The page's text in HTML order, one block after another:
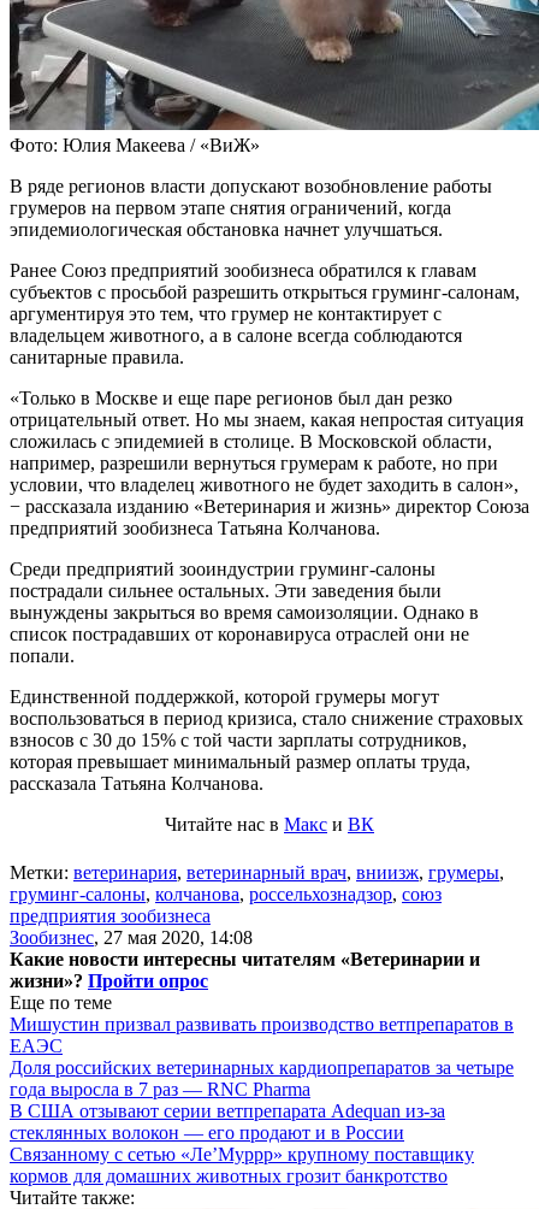
Фото: Юлия Макеева / «ВиЖ»
В ряде регионов власти допускают возобновление работы
грумеров на первом этапе снятия ограничений, когда
эпидемиологическая обстановка начнет улучшаться.
Ранее Союз предприятий зообизнеса обратился к главам
субъектов с просьбой разрешить открыться груминг-салонам,
аргументируя это тем, что грумер не контактирует с
владельцем животного, а в салоне всегда соблюдаются
санитарные правила.
«Только в Москве и еще паре регионов был дан резко
отрицательный ответ. Но мы знаем, какая непростая ситуация
сложилась с эпидемией в столице. В Московской области,
например, разрешили вернуться грумерам к работе, но при
условии, что владелец животного не будет заходить в салон»,
− рассказала изданию «Ветеринария и жизнь» директор Союза
предприятий зообизнеса Татьяна Колчанова.
Среди предприятий зооиндустрии груминг-салоны
пострадали сильнее остальных. Эти заведения были
вынуждены закрыться во время самоизоляции. Однако в
список пострадавших от коронавируса отраслей они не
попали.
Единственной поддержкой, которой грумеры могут
воспользоваться в период кризиса, стало снижение страховых
взносов с 30 до 15% с той части зарплаты сотрудников,
которая превышает минимальный размер оплаты труда,
рассказала Татьяна Колчанова.
Читайте нас в Макс и ВК
Метки: ветеринария, ветеринарный врач, вниизж, грумеры,
груминг-салоны, колчанова, россельхознадзор, союз
предприятия зообизнеса
Зообизнес, 27 мая 2020, 14:08
Какие новости интересны читателям «Ветеринарии и
жизни»? Пройти опрос
Еще по теме
Мишустин призвал развивать производство ветпрепаратов в
ЕАЭС
Доля российских ветеринарных кардиопрепаратов за четыре
года выросла в 7 раз — RNC Pharma
В США отзывают серии ветпрепарата Adequan из-за
стеклянных волокон — его продают и в России
Связанному с сетью «Ле’Муррр» крупному поставщику
кормов для домашних животных грозит банкротство
Читайте также: